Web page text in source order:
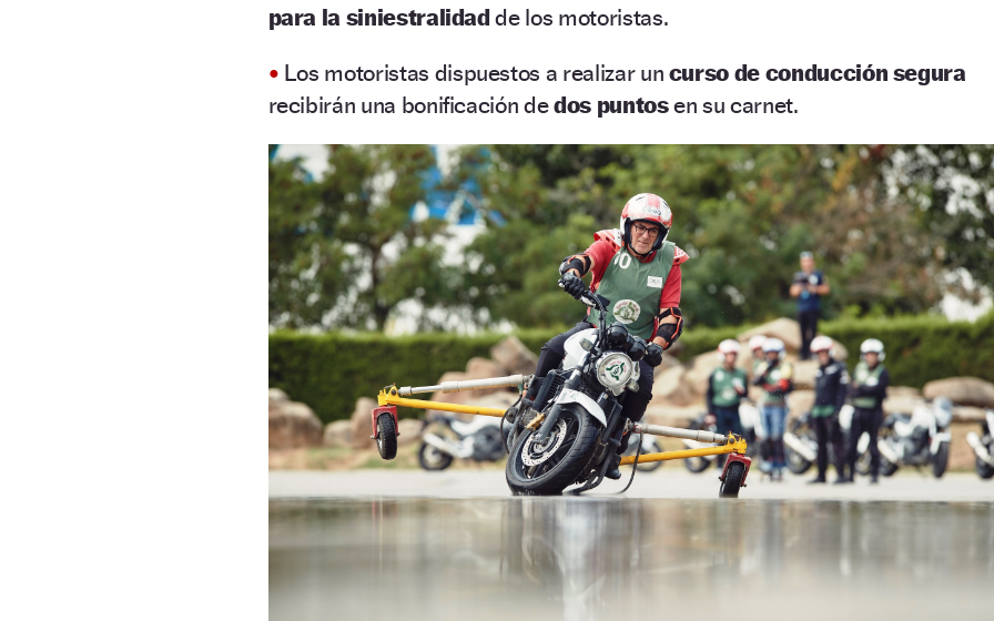
para la siniestralidadde los motoristas.
• Los motoristas dispuestos a realizar un curso de conducción segura
recibirán una bonificación dedos puntosen su carnet.